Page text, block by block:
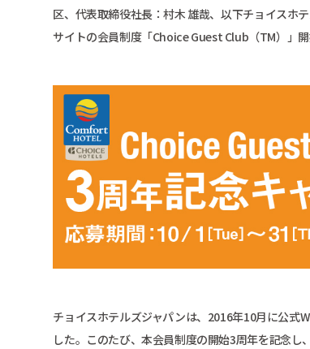
区、代表取締役社長：村木 雄哉、以下チョイスホ
サイトの会員制度「Choice Guest Club（TM）」
チョイスホテルズジャパンは、2016年10月に公式
した。このたび、本会員制度の開始3周年を記念